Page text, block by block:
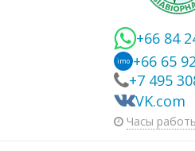
+66 84
imo +66 65
+7 495
VK.com
Часы